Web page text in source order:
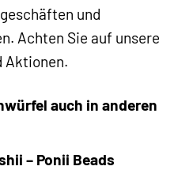
und
Achten Sie auf unsere
Aktionen.
auch in anderen
– Ponii Beads